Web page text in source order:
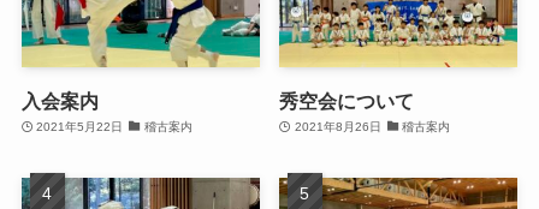
入会案内
2021年5月22日 稽古案内
秀空会について
2021年8月26日 稽古案内